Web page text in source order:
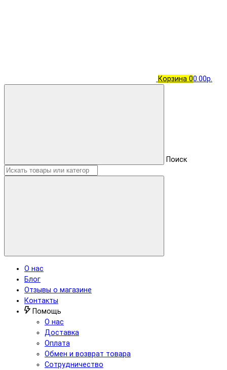
Корзина 00.00р.
Поиск
О нас
Блог
Отзывы о магазине
Контакты
Помощь
О нас
Доставка
Оплата
Обмен и возврат товара
Сотрудничество